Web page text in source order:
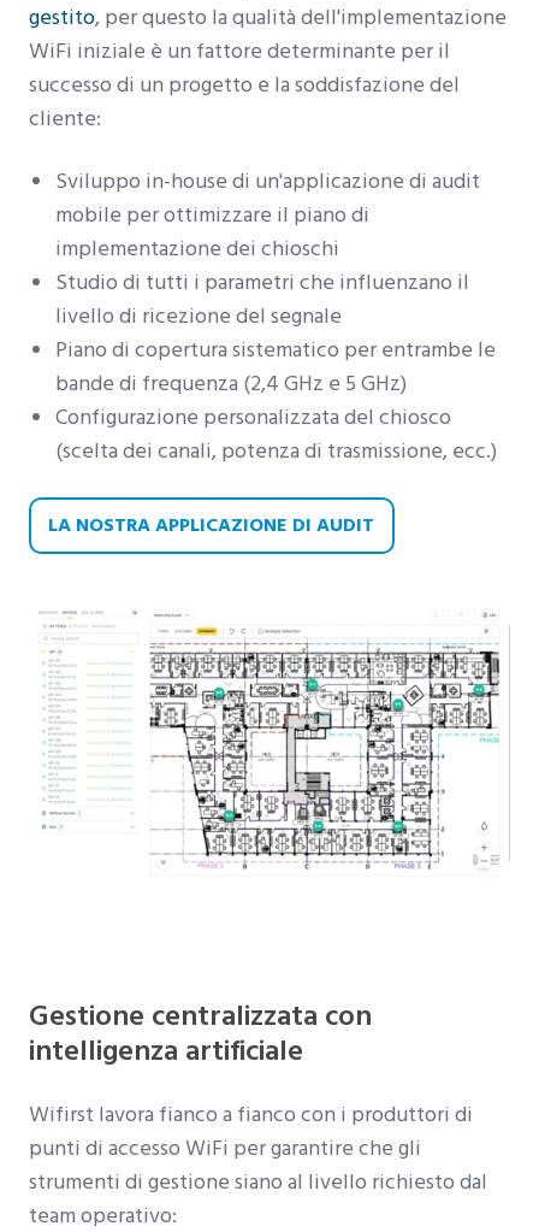
gestito, per questo la qualità dell'implementazione
WiFi iniziale è un fattore determinante per il
successo di un progetto e la soddisfazione del
cliente:
Sviluppo in-house di un'applicazione di audit
mobile per ottimizzare il piano di
implementazione dei chioschi
Studio di tutti i parametri che influenzano il
livello di ricezione del segnale
Piano di copertura sistematico per entrambe le
bande di frequenza (2,4 GHz e 5 GHz)
Configurazione personalizzata del chiosco
(scelta dei canali, potenza di trasmissione, ecc.)
LA NOSTRA APPLICAZIONE DI AUDIT
Gestione centralizzata con
intelligenza artificiale
Wifirst lavora fianco a fianco con i produttori di
punti di accesso WiFi per garantire che gli
strumenti di gestione siano al livello richiesto dal
team operativo: